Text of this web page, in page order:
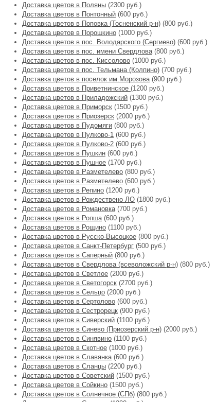
Доставка цветов в Поляны (2300 руб.)
Доставка цветов в Понтонный (600 руб.)
Доставка цветов в Поповка (Тосненский р-н) (800 руб.)
Доставка цветов в Порошкино (1000 руб.)
Доставка цветов в пос. Володарского (Сергиево) (600 руб.)
Доставка цветов в пос. имени Свердлова(800 руб.)
Доставка цветов в пос. Киссолово (1000 руб.)
Доставка цветов в пос. Тельмана (Колпино) (700 руб.)
Доставка цветов в поселок им.Морозова(900 руб.)
Доставка цветов в Приветнинское (1200 руб.)
Доставка цветов в Приладожский (1300 руб.)
Доставка цветов в Приморск (1500 руб.)
Доставка цветов в Приозерск (2000 руб.)
Доставка цветов в Пудомяги (800 руб.)
Доставка цветов в Пулково-1 (600 руб.)
Доставка цветов в Пулково-2 (600 руб.)
Доставка цветов в Пушкин (600 руб.)
Доставка цветов в Пушное (1700 руб.)
Доставка цветов в Разметелево (800 руб.)
Доставка цветов в Разметелево (600 руб.)
Доставка цветов в Репино (1200 руб.)
Доставка цветов в Рождествено ЛО (1800 руб.)
Доставка цветов в Романовка(700 руб.)
Доставка цветов в Ропша(600 руб.)
Доставка цветов в Рощино (1100 руб.)
Доставка цветов в Русско-Высоцкое (800 руб.)
Доставка цветов в Санкт-Петербург (500 руб.)
Доставка цветов в Саперный (800 руб.)
Доставка цветов в Свердлова (всеволожский р-н) (800 руб.)
Доставка цветов в Светлое (2000 руб.)
Доставка цветов в Светогорск (2700 руб.)
Доставка цветов в Сельцо (2000 руб.)
Доставка цветов в Сертолово (600 руб.)
Доставка цветов в Сестрорецк (900 руб.)
Доставка цветов в Сиверский (1100 руб.)
Доставка цветов в Синево (Приозерский р-н) (2000 руб.)
Доставка цветов в Синявино (1100 руб.)
Доставка цветов в Скотное (1000 руб.)
Доставка цветов в Славянка(600 руб.)
Доставка цветов в Сланцы (2200 руб.)
Доставка цветов в Советский (1500 руб.)
Доставка цветов в Сойкино (1500 руб.)
Доставка цветов в Солнечное (СПб) (800 руб.)